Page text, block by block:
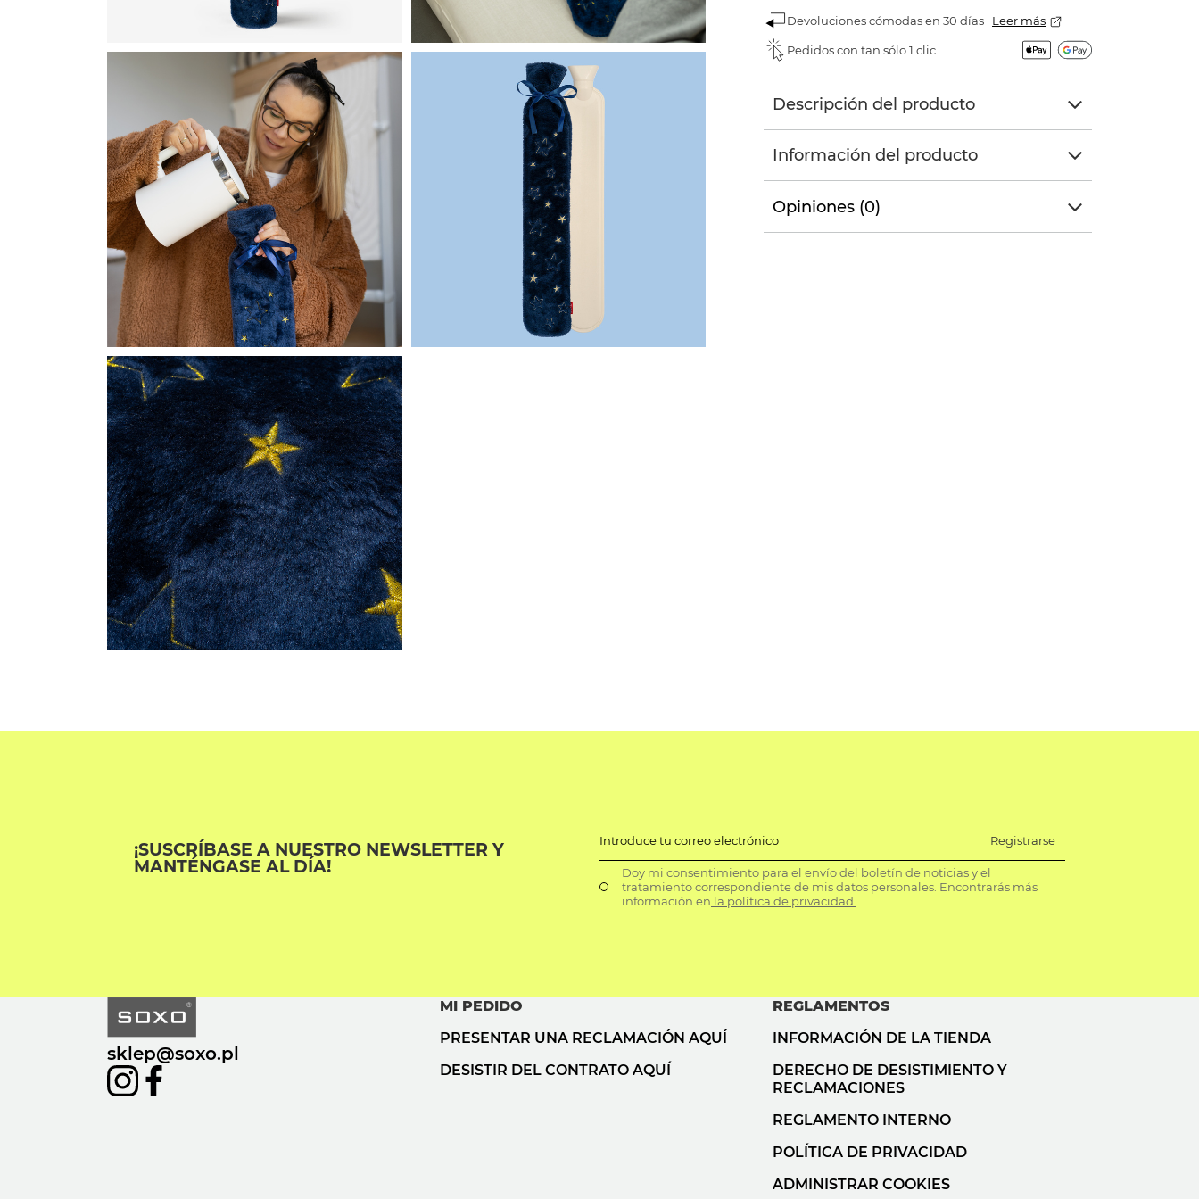
Devoluciones cómodas en 30 días Leer más
Pedidos con tan sólo 1 clic
Descripción del producto
Información del producto
Opiniones (0)
¡SUSCRÍBASE A NUESTRO NEWSLETTER Y
MANTÉNGASE AL DÍA!
Introduce tu correo electrónico Registrarse
Doy mi consentimiento para el envío del boletín de noticias y el
tratamiento correspondiente de mis datos personales. Encontrarás más
información en la política de privacidad.
sklep@soxo.pl
MI PEDIDO
PRESENTAR UNA RECLAMACIÓN AQUÍ
DESISTIR DEL CONTRATO AQUÍ
REGLAMENTOS
INFORMACIÓN DE LA TIENDA
DERECHO DE DESISTIMIENTO Y
RECLAMACIONES
REGLAMENTO INTERNO
POLÍTICA DE PRIVACIDAD
ADMINISTRAR COOKIES